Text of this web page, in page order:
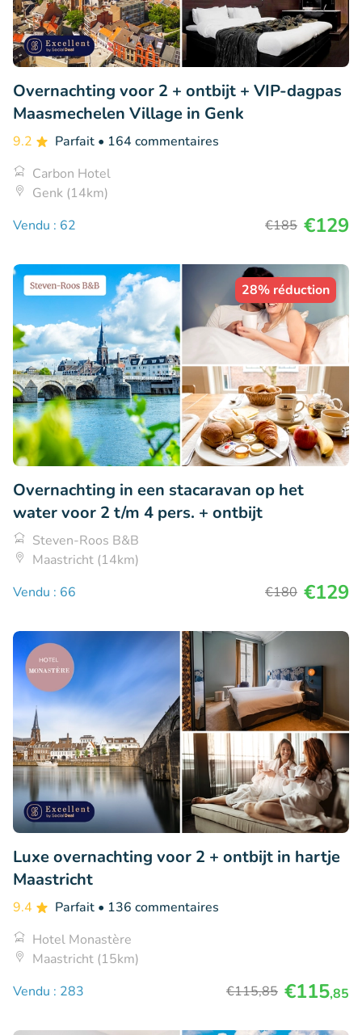
Overnachting voor 2 + ontbijt + VIP-dagpas
Maasmechelen Village in Genk
9.2 Parfait • 164 commentaires
Carbon Hotel
Genk (14km)
Vendu : 62
€185 €129
28% réduction
Overnachting in een stacaravan op het
water voor 2 t/m 4 pers. + ontbijt
Steven-Roos B&B
Maastricht (14km)
Vendu : 66
€180 €129
Luxe overnachting voor 2 + ontbijt in hartje
Maastricht
9.4 Parfait • 136 commentaires
Hotel Monastère
Maastricht (15km)
Vendu : 283
€115,85 €115,85